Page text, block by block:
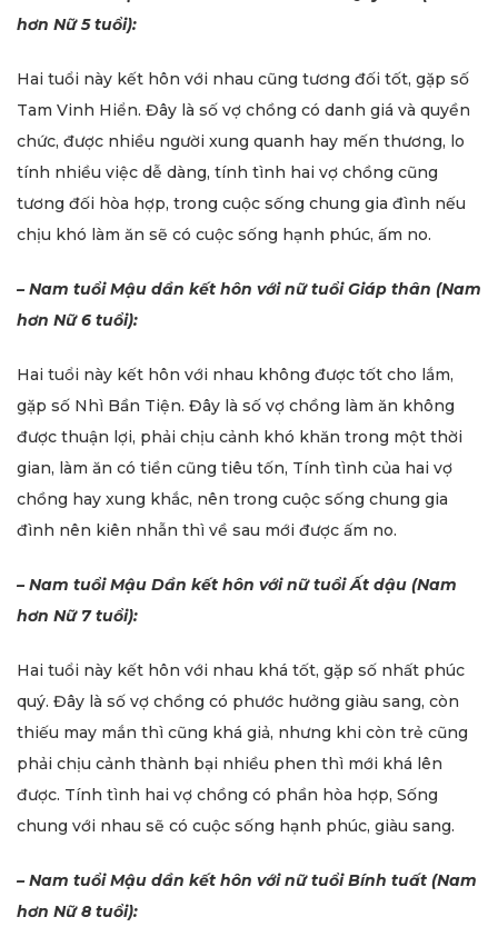
hơn Nữ 5 tuổi):
Hai tuổi này kết hôn với nhau cũng tương đối tốt, gặp số
Tam Vinh Hiển. Đây là số vợ chồng có danh giá và quyền
chức, được nhiều người xung quanh hay mến thương, lo
tính nhiều việc dễ dàng, tính tình hai vợ chồng cũng
tương đối hòa hợp, trong cuộc sống chung gia đình nếu
chịu khó làm ăn sẽ có cuộc sống hạnh phúc, ấm no.
– Nam tuổi Mậu dần kết hôn với nữ tuổi Giáp thân (Nam
hơn Nữ 6 tuổi):
Hai tuổi này kết hôn với nhau không được tốt cho lắm,
gặp số Nhì Bần Tiện. Đây là số vợ chồng làm ăn không
được thuận lợi, phải chịu cảnh khó khăn trong một thời
gian, làm ăn có tiền cũng tiêu tốn, Tính tình của hai vợ
chồng hay xung khắc, nên trong cuộc sống chung gia
đình nên kiên nhẫn thì về sau mới được ấm no.
– Nam tuổi Mậu Dần kết hôn với nữ tuổi Ất dậu (Nam
hơn Nữ 7 tuổi):
Hai tuổi này kết hôn với nhau khá tốt, gặp số nhất phúc
quý. Đây là số vợ chồng có phước hưởng giàu sang, còn
thiếu may mắn thì cũng khá giả, nhưng khi còn trẻ cũng
phải chịu cảnh thành bại nhiều phen thì mới khá lên
được. Tính tình hai vợ chồng có phần hòa hợp, Sống
chung với nhau sẽ có cuộc sống hạnh phúc, giàu sang.
– Nam tuổi Mậu dần kết hôn với nữ tuổi Bính tuất (Nam
hơn Nữ 8 tuổi):